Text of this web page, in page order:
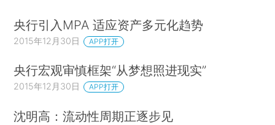
央行引入MPA 适应资产多元化趋势
2015年12月30日 APP打开
央行宏观审慎框架“从梦想照进现实”
2015年12月30日 APP打开
沈明高：流动性周期正逐步见